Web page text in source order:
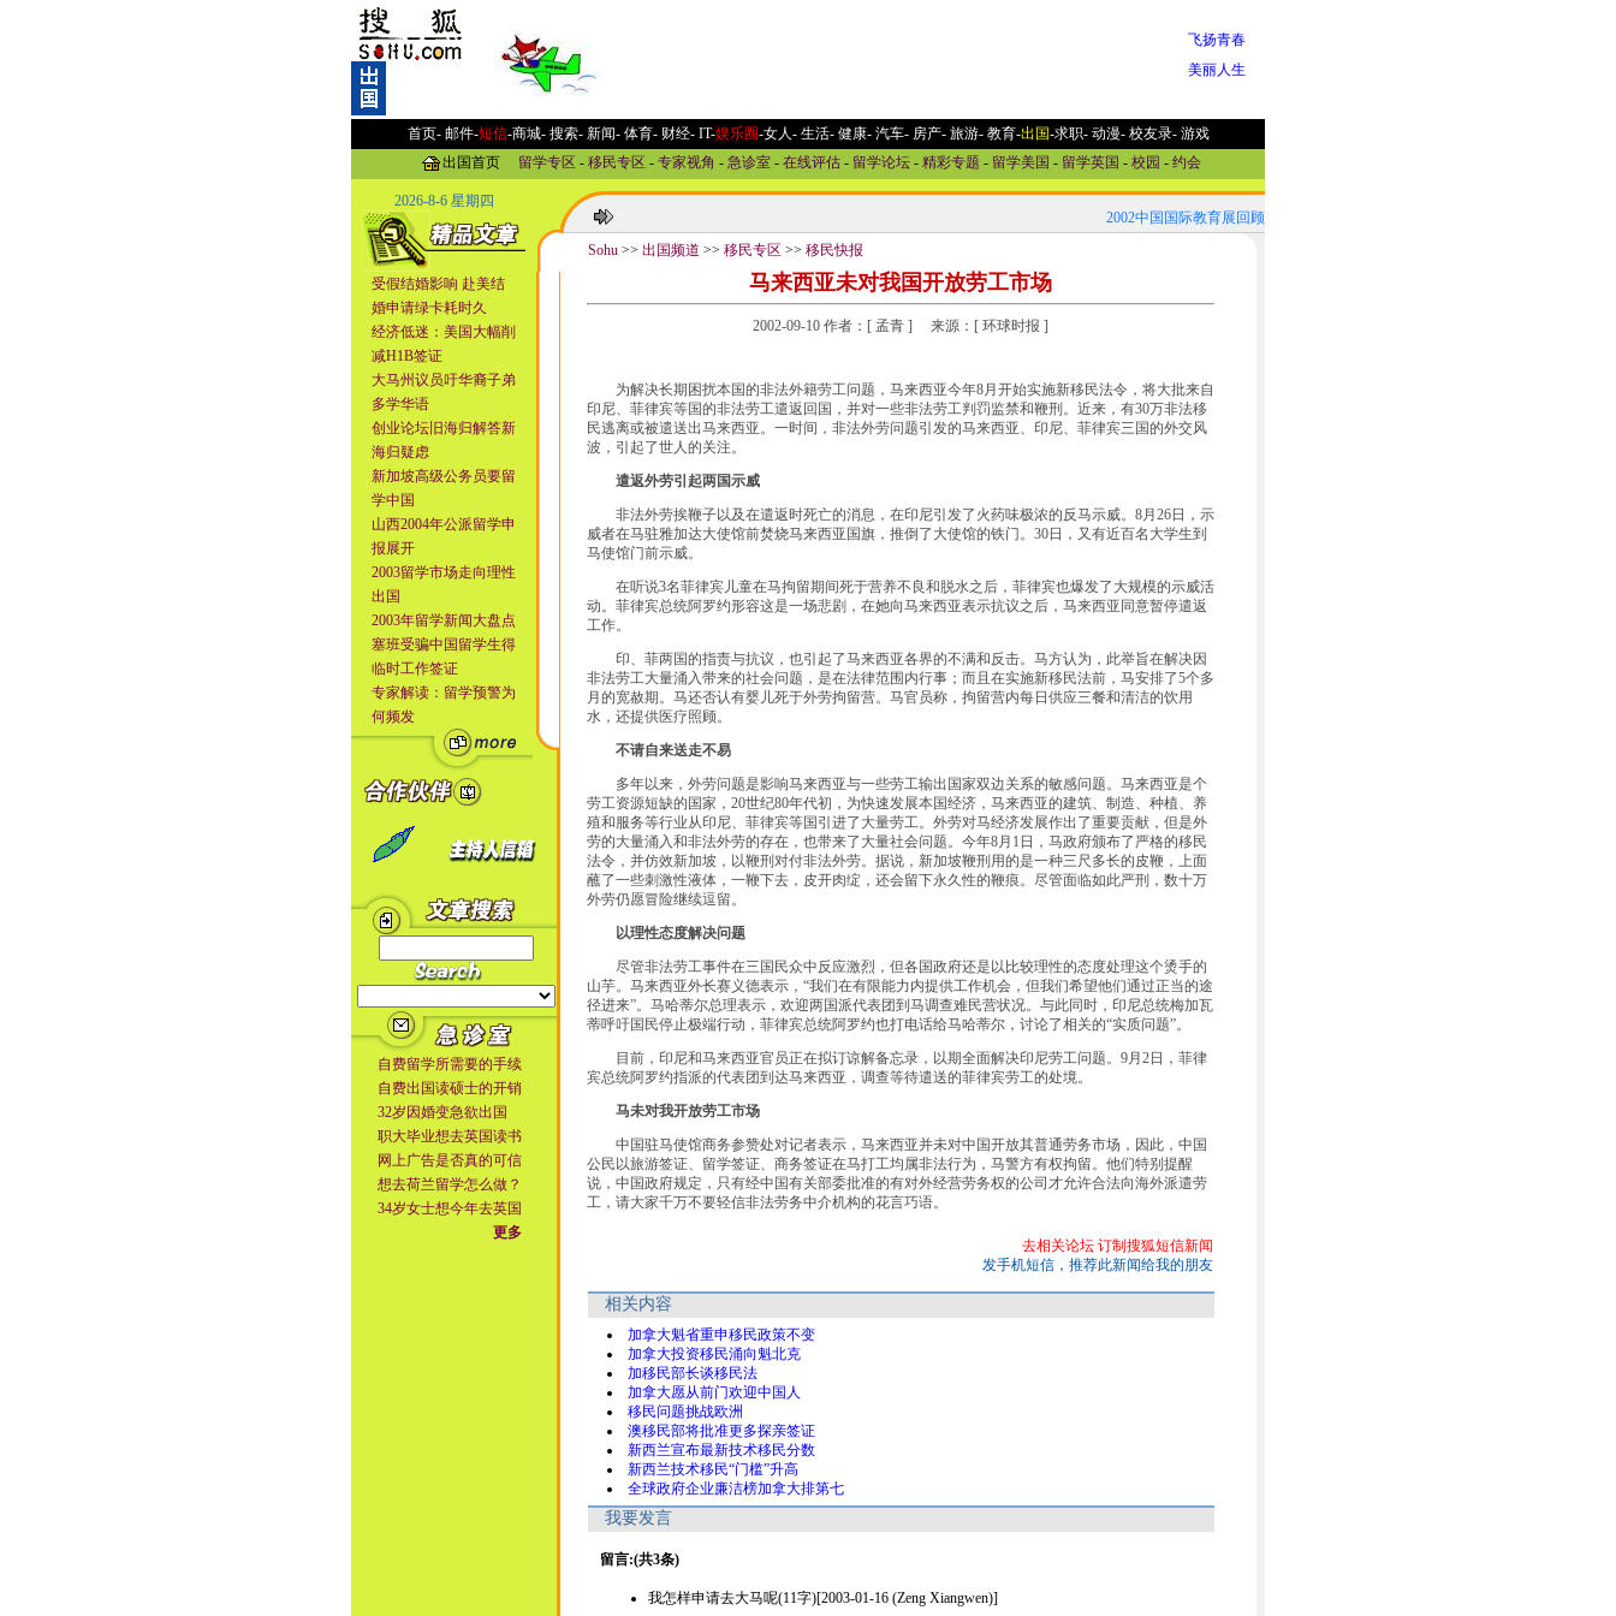
飞扬青春
美丽人生
首页- 邮件-短信-商城- 搜索-新闻- 体育-财经- IT-娱乐圈-女人-生活- 健康-汽车-房产- 旅游-教育-出国-求职-动漫- 校友录- 游戏
出国首页
留学专区- 移民专区- 专家视角 - 急诊室- 在线评估- 留学论坛- 精彩专题 - 留学美国 - 留学英国 - 校园 - 约会
2026-8-6 星期四
受假结婚影响 赴美结
婚申请绿卡耗时久
经济低迷：美国大幅削
减H1B签证
大马州议员吁华裔子弟
多学华语
创业论坛旧海归解答新
海归疑虑
新加坡高级公务员要留
学中国
山西2004年公派留学申
报展开
2003留学市场走向理性
出国
2003年留学新闻大盘点
塞班受骗中国留学生得
临时工作签证
专家解读：留学预警为
何频发
自费留学所需要的手续
自费出国读硕士的开销
32岁因婚变急欲出国
职大毕业想去英国读书
网上广告是否真的可信
想去荷兰留学怎么做？
34岁女士想今年去英国
更多
2002中国国际教育展回顾！
Sohu >> 出国频道 >> 移民专区 >> 移民快报
马来西亚未对我国开放劳工市场
2002-09-10 作者：[ 孟青 ] 来源：[ 环球时报 ]
为解决长期困扰本国的非法外籍劳工问题，马来西亚今年8月开始实施新移民法令，将大批来自
印尼、菲律宾等国的非法劳工遣返回国，并对一些非法劳工判罚监禁和鞭刑。近来，有30万非法移
民逃离或被遣送出马来西亚。一时间，非法外劳问题引发的马来西亚、印尼、菲律宾三国的外交风
波，引起了世人的关注。
遣返外劳引起两国示威
非法外劳挨鞭子以及在遣返时死亡的消息，在印尼引发了火药味极浓的反马示威。8月26日，示
威者在马驻雅加达大使馆前焚烧马来西亚国旗，推倒了大使馆的铁门。30日，又有近百名大学生到
马使馆门前示威。
在听说3名菲律宾儿童在马拘留期间死于营养不良和脱水之后，菲律宾也爆发了大规模的示威活
动。菲律宾总统阿罗约形容这是一场悲剧，在她向马来西亚表示抗议之后，马来西亚同意暂停遣返
工作。
印、菲两国的指责与抗议，也引起了马来西亚各界的不满和反击。马方认为，此举旨在解决因
非法劳工大量涌入带来的社会问题，是在法律范围内行事；而且在实施新移民法前，马安排了5个多
月的宽赦期。马还否认有婴儿死于外劳拘留营。马官员称，拘留营内每日供应三餐和清洁的饮用
水，还提供医疗照顾。
不请自来送走不易
多年以来，外劳问题是影响马来西亚与一些劳工输出国家双边关系的敏感问题。马来西亚是个
劳工资源短缺的国家，20世纪80年代初，为快速发展本国经济，马来西亚的建筑、制造、种植、养
殖和服务等行业从印尼、菲律宾等国引进了大量劳工。外劳对马经济发展作出了重要贡献，但是外
劳的大量涌入和非法外劳的存在，也带来了大量社会问题。今年8月1日，马政府颁布了严格的移民
法令，并仿效新加坡，以鞭刑对付非法外劳。据说，新加坡鞭刑用的是一种三尺多长的皮鞭，上面
蘸了一些刺激性液体，一鞭下去，皮开肉绽，还会留下永久性的鞭痕。尽管面临如此严刑，数十万
外劳仍愿冒险继续逗留。
以理性态度解决问题
尽管非法劳工事件在三国民众中反应激烈，但各国政府还是以比较理性的态度处理这个烫手的
山芋。马来西亚外长赛义德表示，“我们在有限能力内提供工作机会，但我们希望他们通过正当的途
径进来”。马哈蒂尔总理表示，欢迎两国派代表团到马调查难民营状况。与此同时，印尼总统梅加瓦
蒂呼吁国民停止极端行动，菲律宾总统阿罗约也打电话给马哈蒂尔，讨论了相关的“实质问题”。
目前，印尼和马来西亚官员正在拟订谅解备忘录，以期全面解决印尼劳工问题。9月2日，菲律
宾总统阿罗约指派的代表团到达马来西亚，调查等待遣送的菲律宾劳工的处境。
马未对我开放劳工市场
中国驻马使馆商务参赞处对记者表示，马来西亚并未对中国开放其普通劳务市场，因此，中国
公民以旅游签证、留学签证、商务签证在马打工均属非法行为，马警方有权拘留。他们特别提醒
说，中国政府规定，只有经中国有关部委批准的有对外经营劳务权的公司才允许合法向海外派遣劳
工，请大家千万不要轻信非法劳务中介机构的花言巧语。
去相关论坛 订制搜狐短信新闻
发手机短信，推荐此新闻给我的朋友
相关内容
加拿大魁省重申移民政策不变
加拿大投资移民涌向魁北克
加移民部长谈移民法
加拿大愿从前门欢迎中国人
移民问题挑战欧洲
澳移民部将批准更多探亲签证
新西兰宣布最新技术移民分数
新西兰技术移民“门槛”升高
全球政府企业廉洁榜加拿大排第七
我要发言
留言:(共3条)
我怎样申请去大马呢(11字)[2003-01-16 (Zeng Xiangwen)]